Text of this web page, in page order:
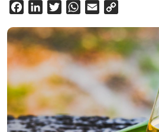
FacebookLinkedInTwitterWhatsApp
Email